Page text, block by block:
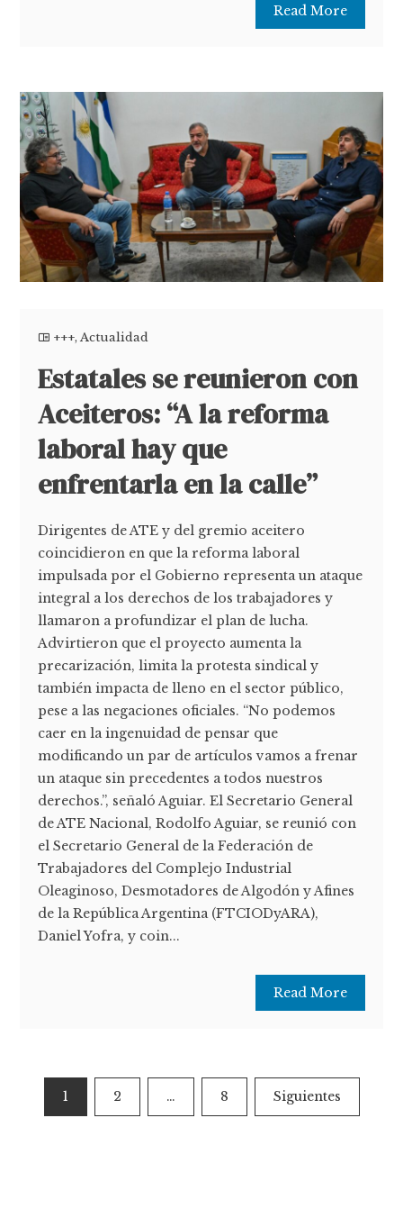
Read More
+++,Actualidad
Estatales se reunieron con
Aceiteros: “A la reforma
laboral hay que
enfrentarla en la calle”
Dirigentes de ATE y del gremio aceitero
coincidieron en que la reforma laboral
impulsada por el Gobierno representa un ataque
integral a los derechos de los trabajadores y
llamaron a profundizar el plan de lucha.
Advirtieron que el proyecto aumenta la
precarización, limita la protesta sindical y
también impacta de lleno en el sector público,
pese a las negaciones oficiales. “No podemos
caer en la ingenuidad de pensar que
modificando un par de artículos vamos a frenar
un ataque sin precedentes a todos nuestros
derechos.”, señaló Aguiar. El Secretario General
de ATE Nacional, Rodolfo Aguiar, se reunió con
el Secretario General de la Federación de
Trabajadores del Complejo Industrial
Oleaginoso, Desmotadores de Algodón y Afines
de la República Argentina (FTCIODyARA),
Daniel Yofra, y coin...
Read More
Paginación
de
1 2 … 8 Siguientes